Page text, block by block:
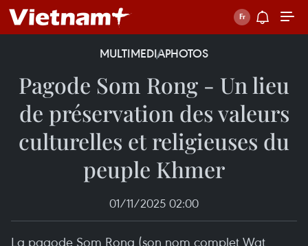
MULTIMEDIAPHOTOS
Pagode Som Rong - Un lieu
de préservation des valeurs
culturelles et religieuses du
peuple Khmer
01/11/2025 02:00
La pagode Som Rong (son nom complet Wat